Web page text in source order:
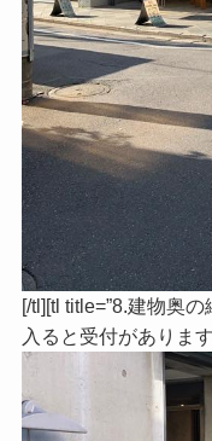
[/tl][tl title=”8.建物奥
入ると受付がありま